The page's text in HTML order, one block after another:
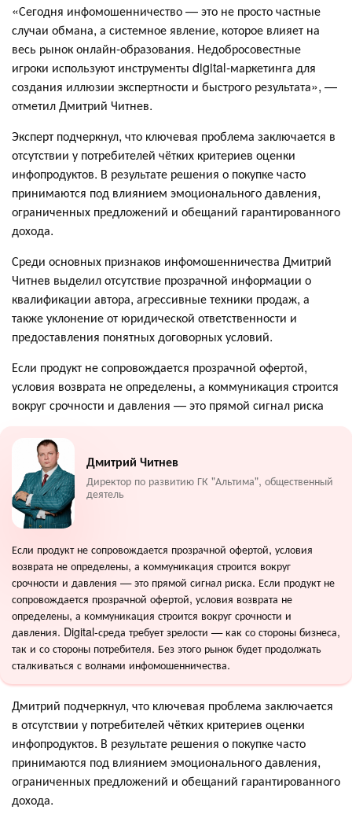
«Сегодня инфомошенничество — это не просто частные
случаи обмана, а системное явление, которое влияет на
весь рынок онлайн-образования. Недобросовестные
игроки используют инструменты digital-маркетинга для
создания иллюзии экспертности и быстрого результата», —
отметил Дмитрий Читнев.
Эксперт подчеркнул, что ключевая проблема заключается в
отсутствии у потребителей чётких критериев оценки
инфопродуктов. В результате решения о покупке часто
принимаются под влиянием эмоционального давления,
ограниченных предложений и обещаний гарантированного
дохода.
Среди основных признаков инфомошенничества Дмитрий
Читнев выделил отсутствие прозрачной информации о
квалификации автора, агрессивные техники продаж, а
также уклонение от юридической ответственности и
предоставления понятных договорных условий.
Если продукт не сопровождается прозрачной офертой,
условия возврата не определены, а коммуникация строится
вокруг срочности и давления — это прямой сигнал риска
Дмитрий Читнев
Директор по развитию ГК "Альтима", общественный
деятель
Если продукт не сопровождается прозрачной офертой, условия
возврата не определены, а коммуникация строится вокруг
срочности и давления — это прямой сигнал риска. Если продукт не
сопровождается прозрачной офертой, условия возврата не
определены, а коммуникация строится вокруг срочности и
давления. Digital-среда требует зрелости — как со стороны бизнеса,
так и со стороны потребителя. Без этого рынок будет продолжать
сталкиваться с волнами инфомошенничества.
Дмитрий подчеркнул, что ключевая проблема заключается
в отсутствии у потребителей чётких критериев оценки
инфопродуктов. В результате решения о покупке часто
принимаются под влиянием эмоционального давления,
ограниченных предложений и обещаний гарантированного
дохода.